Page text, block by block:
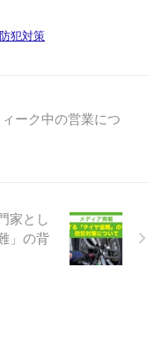
防犯対策
ーク中の営業につ
家とし
」の背